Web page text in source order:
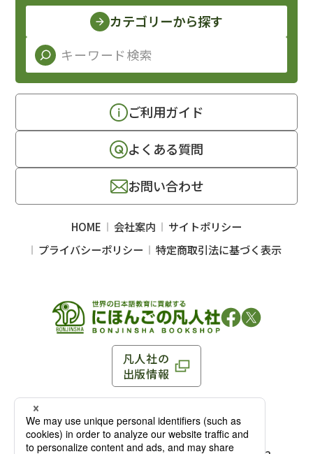
凡人社の
出版情報
〒102-0093 東京都千代田区平河町 1-3-13 8F
TEL：03-3263-3959／FAX：03-3263-3116
カテゴリーから探す
ご利用ガイド
よくある質問
お問い合わせ
HOME 会社案内
サイトポリシー
プライバシーポリシー
特定商取引法に基づく表示